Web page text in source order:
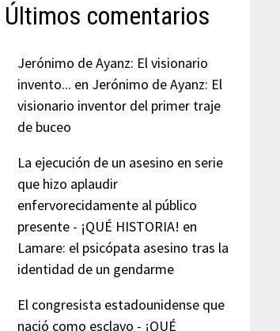
Últimos comentarios
Jerónimo de Ayanz: El visionario
invento... en Jerónimo de Ayanz: El
visionario inventor del primer traje
de buceo
La ejecución de un asesino en serie
que hizo aplaudir
enfervorecidamente al público
presente - ¡QUÉ HISTORIA! en
Lamare: el psicópata asesino tras la
identidad de un gendarme
El congresista estadounidense que
nació como esclavo - ¡QUÉ